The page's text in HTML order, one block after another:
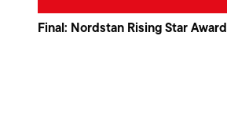
Final: Nordstan Rising Star Award